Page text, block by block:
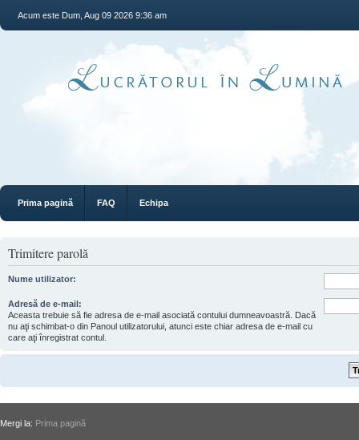
Acum este Dum, Aug 09 2026 9:36 am
Prima pagină FAQ Echipa
Trimitere parolă
Nume utilizator:
Adresă de e-mail:
Aceasta trebuie să fie adresa de e-mail asociată contului dumneavoastră. Dacă
nu aţi schimbat-o din Panoul utilizatorului, atunci este chiar adresa de e-mail cu
care aţi înregistrat contul.
Mergi la: Prima pagină